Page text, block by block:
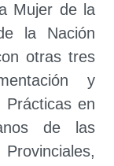
Mujer de la
la Nación
otras tres
y
en
de las